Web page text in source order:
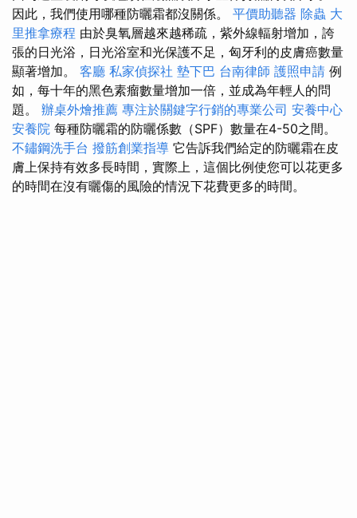
因此，我們使用哪種防曬霜都沒關係。 平價助聽器 除蟲 大
里推拿療程 由於臭氧層越來越稀疏，紫外線輻射增加，誇
張的日光浴，日光浴室和光保護不足，匈牙利的皮膚癌數量
顯著增加。 客廳 私家偵探社 墊下巴 台南律師 護照申請 例
如，每十年的黑色素瘤數量增加一倍，並成為年輕人的問
題。 辦桌外燴推薦 專注於關鍵字行銷的專業公司 安養中心
安養院 每種防曬霜的防曬係數（SPF）數量在4-50之間。
不鏽鋼洗手台 撥筋創業指導 它告訴我們給定的防曬霜在皮
膚上保持有效多長時間，實際上，這個比例使您可以花更多
的時間在沒有曬傷的風險的情況下花費更多的時間。